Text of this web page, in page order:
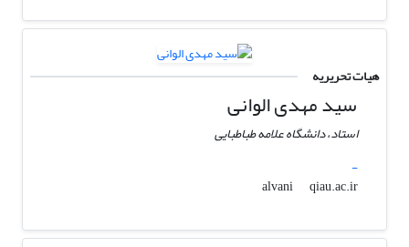
هیات تحریریه
سید مهدی الوانی
استاد، دانشگاه علامه طباطبایی
-
alvani
qiau.ac.ir